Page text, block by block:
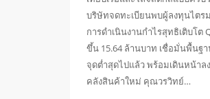
บริษัทจดทะเบียนพบผู้ลงทุนไตร
การดำเนินงานกำไรสุทธิเติบโต
ขึ้น 15.64 ล้านบาท เชื่อมั่นพื้นฐ
จุดต่ำสุดไปแล้ว พร้อมเดินหน้าล
คลังสินค้าใหม่ คุณวรวิทย์…